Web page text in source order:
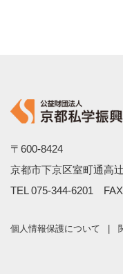
〒600-8424
京都市下京区室町通高
TEL 075-344-6201 FAX
個人情報保護について